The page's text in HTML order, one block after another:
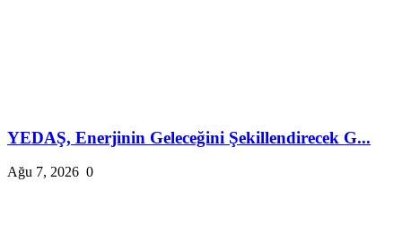
YEDAŞ, Enerjinin Geleceğini Şekillendirecek G...
Ağu 7, 2026 0